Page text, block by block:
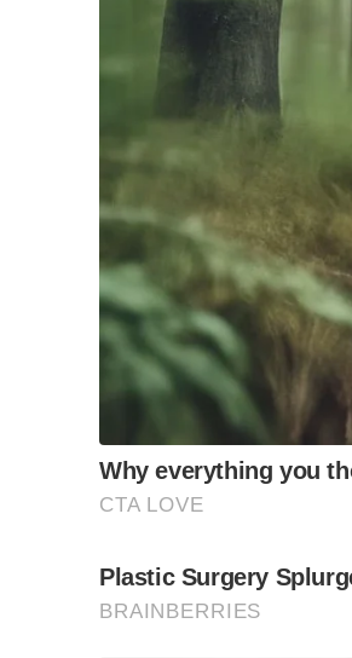
Cina,” katanya dalam satu
Menurut Wong, jika
sebuah parti yang lebih
masyarakat Cina secara
“MCA tidak mudah
serba salah, berbanding
mudah untuk berkompromi.
Beliau menegaskan bahawa
pengiktirafan terhadap
Wong turut mengingatkan
memerintah sejak pertukaran
beliau dalam mengurus
“MCA sentiasa melihat YAB
teras Barisan Nasional.